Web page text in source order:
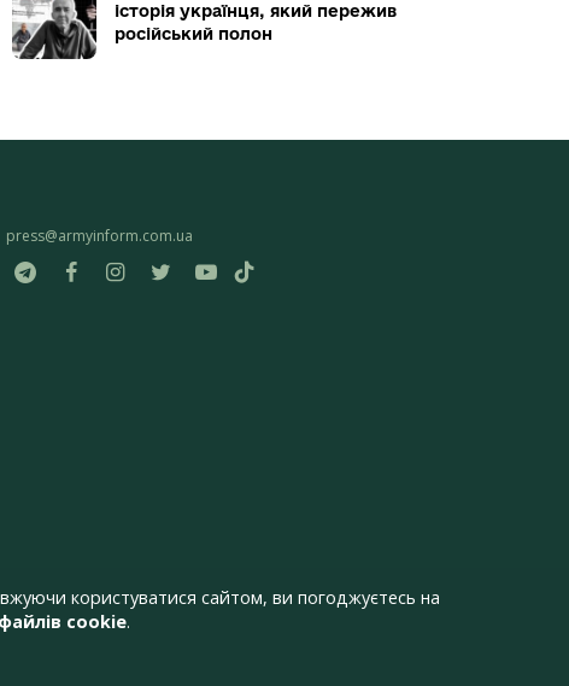
історія українця, який пережив
російський полон
press@armyinform.com.ua
користуватися сайтом, ви погоджуєтесь на
cookie.